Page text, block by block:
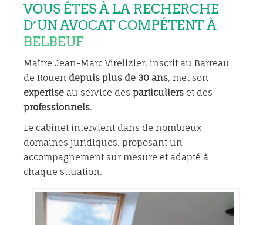
VOUS ÊTES À LA RECHERCHE
D’UN AVOCAT COMPÉTENT À
BELBEUF
Maître Jean-Marc Virelizier, inscrit au Barreau
de Rouen depuis plus de 30 ans, met son
expertise au service des particuliers et des
professionnels.
Le cabinet intervient dans de nombreux
domaines juridiques, proposant un
accompagnement sur mesure et adapté à
chaque situation.